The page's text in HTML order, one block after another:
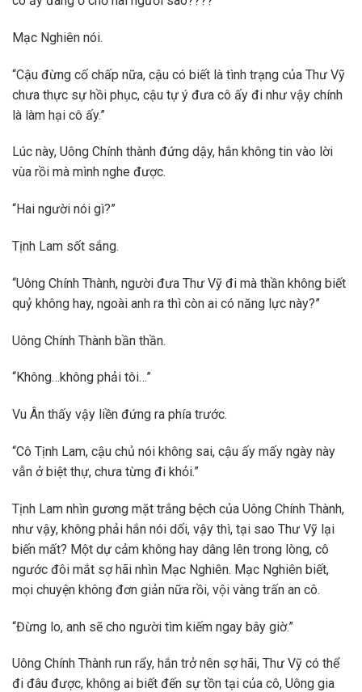
Mạc Nghiên nói.
“Cậu đừng cố chấp nữa, cậu có biết là tình trạng của Thư Vỹ
chưa thực sự hồi phục, cậu tự ý đưa cô ấy đi như vậy chính
là làm hại cô ấy.”
Lúc này, Uông Chính thành đứng dậy, hắn không tin vào lời
vùa rồi mà mình nghe được.
“Hai người nói gì?”
Tịnh Lam sốt sắng.
“Uông Chính Thành, người đưa Thư Vỹ đi mà thần không biết
quỷ không hay, ngoài anh ra thì còn ai có năng lực này?”
Uông Chính Thành bần thần.
“Không…không phải tôi…”
Vu Ân thấy vậy liền đứng ra phía trước.
“Cô Tịnh Lam, cậu chủ nói không sai, cậu ấy mấy ngày này
vẫn ở biệt thự, chưa từng đi khỏi.”
Tịnh Lam nhìn gương mặt trắng bệch của Uông Chính Thành,
như vậy, không phải hắn nói dối, vậy thì, tại sao Thư Vỹ lại
biến mất? Một dự cảm không hay dâng lên trong lòng, cô
ngước đôi mắt sợ hãi nhìn Mạc Nghiên. Mạc Nghiên biết,
mọi chuyện không đơn giản nữa rồi, vội vàng trấn an cô.
“Đừng lo, anh sẽ cho người tìm kiếm ngay bây giờ.”
Uông Chính Thành run rẩy, hắn trở nên sợ hãi, Thư Vỹ có thể
đi đâu được, không ai biết đến sự tồn tại của cô, Uông gia